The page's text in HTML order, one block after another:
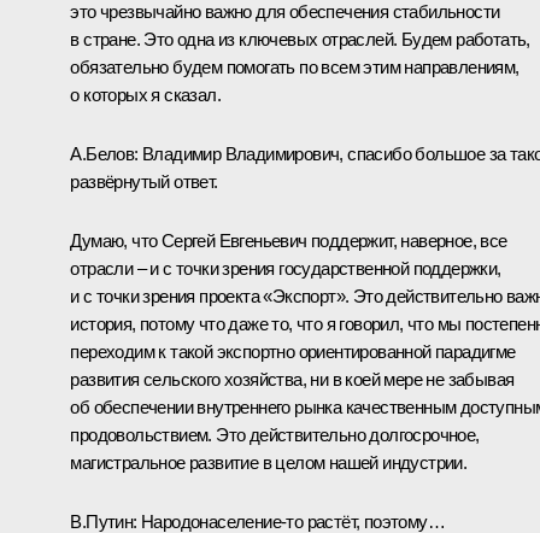
это чрезвычайно важно для обеспечения стабильности
в стране. Это одна из ключевых отраслей. Будем работать,
обязательно будем помогать по всем этим направлениям,
о которых я сказал.
А.Белов: Владимир Владимирович, спасибо большое за
развёрнутый ответ.
Думаю, что Сергей Евгеньевич поддержит, наверное, все
отрасли – и с точки зрения государственной поддержки,
и с точки зрения проекта «Экспорт». Это действительно
история, потому что даже то, что я говорил, что мы
переходим к такой экспортно ориентированной парадигме
развития сельского хозяйства, ни в коей мере не забывая
об обеспечении внутреннего рынка качественным
продовольствием. Это действительно долгосрочное,
магистральное развитие в целом нашей индустрии.
В.Путин: Народонаселение-то растёт, поэтому…